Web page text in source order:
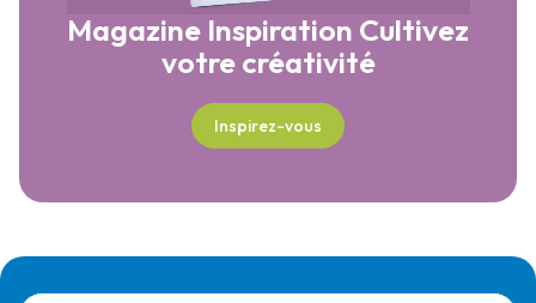
Magazine Inspiration Cultivez
votre créativité
Inspirez-vous